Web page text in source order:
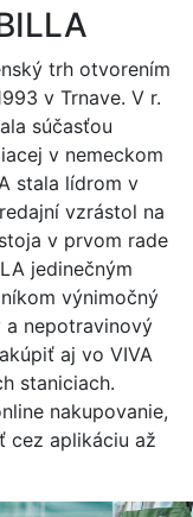
trh otvorením
v Trnave. V r.
súčasťou
v nemeckom
stala lídrom v
vzrástol na
v prvom rade
jedinečným
výnimočný
a nepotravinový
aj vo VIVA
staniciach.
nakupovanie,
cez aplikáciu až